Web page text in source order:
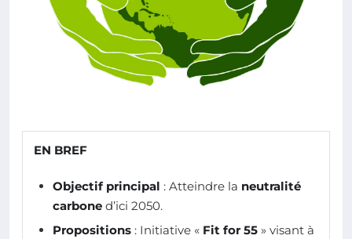
EN BREF
Objectif principal : Atteindre la neutralité
carbone d’ici 2050.
Propositions : Initiative « Fit for 55 » visant à